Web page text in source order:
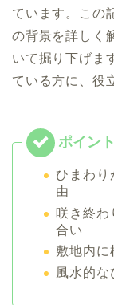
ています。この
の背景を詳しく
いて掘り下げま
ている方に、役
ひまわり
由
咲き終
合い
敷地内に
風水的